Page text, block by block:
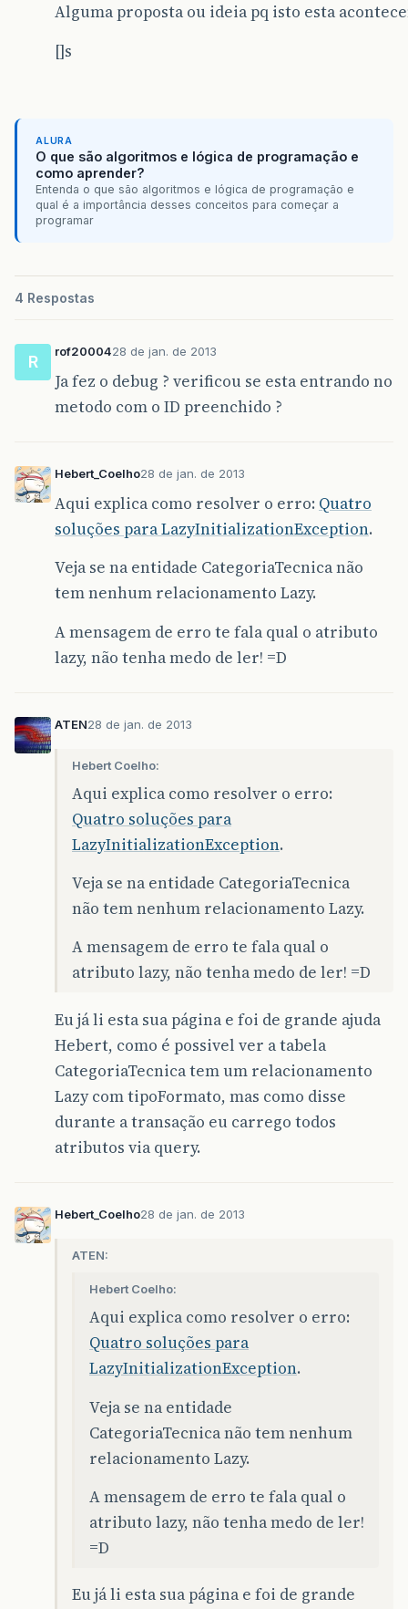
Alguma proposta ou ideia pq isto esta
[]s
ALURA
O que são algoritmos e lógica de programação e
como aprender?
Entenda o que são algoritmos e lógica de programação e
qual é a importância desses conceitos para começar a
programar
4 Respostas
R
rof2000428 de jan. de 2013
Ja fez o debug ? verificou se esta entrando no
metodo com o ID preenchido ?
Hebert_Coelho28 de jan. de 2013
Aqui explica como resolver o erro: Quatro
soluções para LazyInitializationException.
Veja se na entidade CategoriaTecnica não
tem nenhum relacionamento Lazy.
A mensagem de erro te fala qual o atributo
lazy, não tenha medo de ler! =D
ATEN28 de jan. de 2013
Hebert Coelho:
Aqui explica como resolver o erro:
Quatro soluções para
LazyInitializationException.
Veja se na entidade CategoriaTecnica
não tem nenhum relacionamento Lazy.
A mensagem de erro te fala qual o
atributo lazy, não tenha medo de ler! =D
Eu já li esta sua página e foi de grande ajuda
Hebert, como é possivel ver a tabela
CategoriaTecnica tem um relacionamento
Lazy com tipoFormato, mas como disse
durante a transação eu carrego todos
atributos via query.
Hebert_Coelho28 de jan. de 2013
ATEN:
Hebert Coelho:
Aqui explica como resolver o erro:
Quatro soluções para
LazyInitializationException.
Veja se na entidade
CategoriaTecnica não tem nenhum
relacionamento Lazy.
A mensagem de erro te fala qual o
atributo lazy, não tenha medo de ler!
=D
Eu já li esta sua página e foi de grande